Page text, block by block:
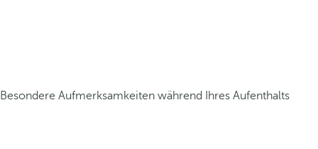
Besondere Aufmerksamkeiten während Ihres Aufenthalts